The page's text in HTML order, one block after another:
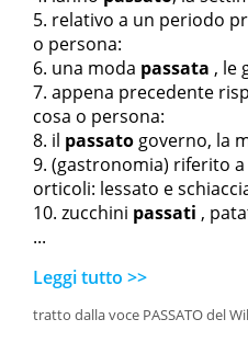
relativo a un periodo
o persona:
una moda passata , le
appena precedente
cosa o persona:
il passato governo, la
(gastronomia) riferito
orticoli: lessato e
zucchini passati ,
...
Leggi tutto >>
tratto dalla voce PASSATO del